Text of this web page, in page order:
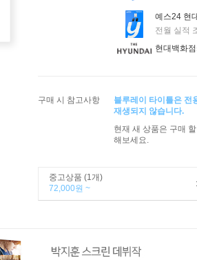
예스24 현
전월 실적
현대백화
구매 시 참고사항
블루레이 타이틀은 전
재생되지 않습니다.
현재 새 상품은 구매
해보세요.
중고상품 (1개)
72,000원 ~